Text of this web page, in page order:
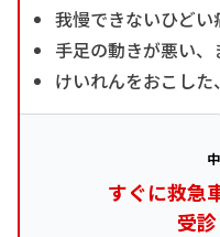
我慢できないひどい
手足の動きが悪い
けいれんをおこし
すぐに救急
受